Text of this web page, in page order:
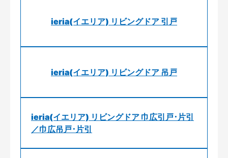
ieria(イエリア) リビングドア 引戸
ieria(イエリア) リビングドア 吊戸
ieria(イエリア) リビングドア 巾広引戸･片引
／巾広吊戸･片引